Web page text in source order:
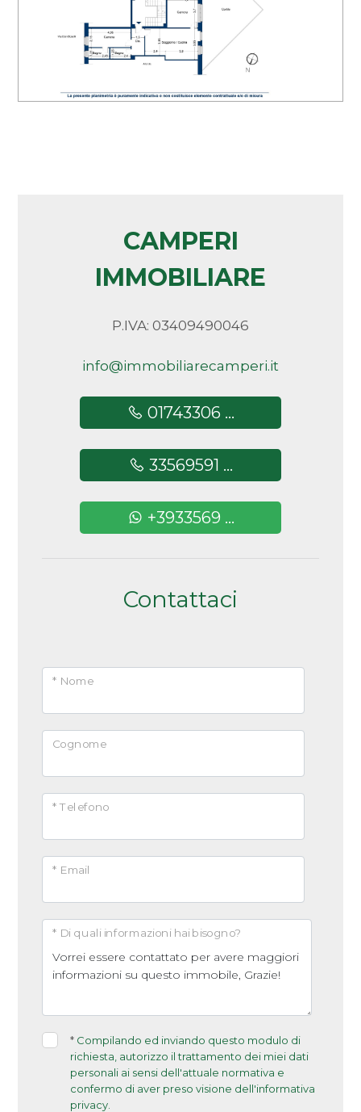
Uffici postali
Centri commerciali
Uffici comunali
CAMPERI
IMMOBILIARE
P.IVA: 03409490046
info@immobiliarecamperi.it
01743306 ...
33569591 ...
+3933569 ...
Contattaci
* Nome
Cognome
* Telefono
* Email
* Di quali informazioni hai bisogno?
* Compilando ed inviando questo modulo di
richiesta, autorizzo il trattamento dei miei dati
personali ai sensi dell'attuale normativa e
confermo di aver preso visione dell'informativa
privacy.
Nuova costruzione